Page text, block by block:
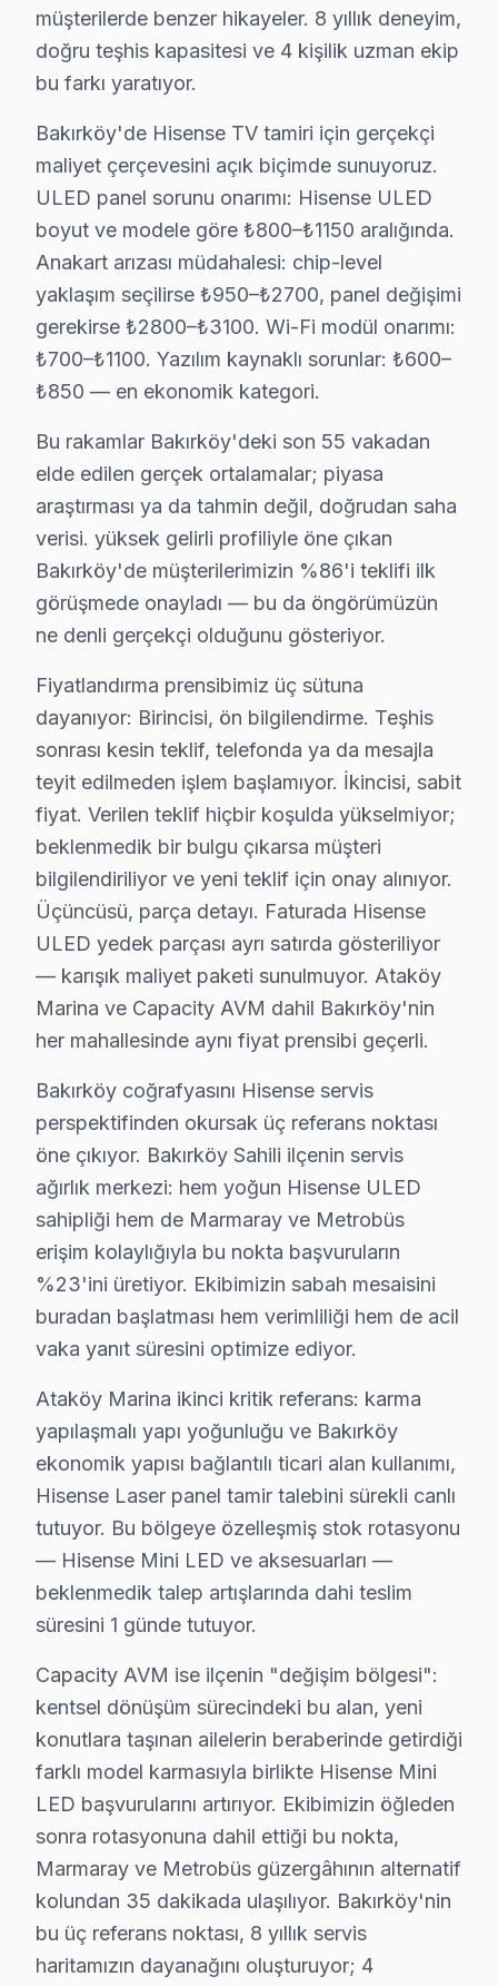
Bakırköy bu cihaz Onarım Fiyat Rehberi (2025):
• Bakırköy'de panel değişimi: 2.200 – 7.000 TL
• Bakırköy'de anakart tamiri: 600 – 1.800 TL
• Bakırköy'de LED backlight değişimi: 250 – 700 TL
Bakırköy'de fiyatlar model, boyut ve arıza türüne
Hisense TV Teknik Profil ve Servis Rehberi
Bakırköy'de Hisense Teşhis ve Onarım Uzmanlığı
Bakırköy Servisimizde Hisense Teşhis Süreci
Bakırköy'de Hisense panel servis menüsü: TV
Bakırköy'de Hisense Yazılım Altyapısı
Bakırköy'de VIDAA U6/U7 (2023-2024), Android
Bakırköy Servisinde Hisense Panel Teknolojisi
Bakırköy'de hisense, Çin merkezli olup ULED (Ultra
Bakırköy'de söz konusu model Ana Kart ve İşlemci
Bakırköy'de hi-View Engine işlemcisi Hisense'in
Bakırköy Servisimizde Sık Karşılaştığımız Hisense
1. Bakırköy'de ULED dimming arızasında her bölge
2. Bakırköy'de VIDAA platform sorunlarında USB
3. Bakırköy'de bu marka-Toshiba ortak platform:
Bakırköy'de Sık Servis Yaptığımız söz konusu
U7K ULED 4K modelinde VIDAA platform
Bakırköy bu TV Fiyat Aralıkları (2025):
• LED/Backlight: 250 – 700 TL
• Güç Kartı: 350 – 950 TL
• Anakart: 600 – 1.800 TL
• Panel: 2.200 – 7.000 TL
Bakırköy'de teşhis ücretsiz; onay olmadan iş
Bakırköy Hisense performans özeti (son 905 gün):
Bakırköy Hisense TV Arızaları –
Hisense televizyonunuz beklenmedik bir anda arıza
Hisense TV'lerde gözlemlenen başlıca teknik
• Bakırköy'de Ekran Arızaları: Panel çizgisi, renk
• Bakırköy'de Güç Sorunları: Kırmızı ışık yanıp
• Bakırköy'de Ses Arızaları: Hoparlör bozukluğu,
• Bakırköy'de Kart Arızaları: T-Con kartı, power
• Bakırköy'de Yazılım Sorunları: Uygulama
• Bakırköy'de Bağlantı Sorunları: HDMI
Chip-level düzeltme kapasitemizle Bakırköy'deki söz
Hisense TV İçin Bakırköy'deki Teknik destek
Hisense televizyon paneli'niz için Bakırköy'de
Görüntü Arızaları: Hisense'ın ULED ve Mini LED
Elektronik Kart Servisi: Güç kaynağı kapasitör
Yazılım Müdahalesi: ULED platformunda fabrika
LED ve Aydınlatma: Backlight şerit tamiri veya
» Bakırköy ve çevre mahallelere aynı gün servis
Hisense Servisi Garanti ve Sonrası Destek
Bakırköy Hisense TV Servis Garanti Belgesi - 1 Yıl Parça
Bakırköy'de Hisense ekran tamirinde garanti
Bakırköy servisinde işçilik garantisi: Hisense tamiri 6
Hisense parça garantisi: Bakırköy'de değiştirdiğimiz
Garanti belgesi: Her Bakırköy söz konusu model
Bakırköy servis sonrası erişim: "Hisense TV'min sesi
müşterilerde benzer hikayeler. 8 yıllık deneyim,
doğru teşhis kapasitesi ve 4 kişilik uzman ekip
bu farkı yaratıyor.
Bakırköy'de Hisense TV tamiri için gerçekçi
maliyet çerçevesini açık biçimde sunuyoruz.
ULED panel sorunu onarımı: Hisense ULED
boyut ve modele göre ₺800–₺1150 aralığında.
Anakart arızası müdahalesi: chip-level
yaklaşım seçilirse ₺950–₺2700, panel değişimi
gerekirse ₺2800–₺3100. Wi-Fi modül onarımı:
₺700–₺1100. Yazılım kaynaklı sorunlar: ₺600–
₺850 — en ekonomik kategori.
Bu rakamlar Bakırköy'deki son 55 vakadan
elde edilen gerçek ortalamalar; piyasa
araştırması ya da tahmin değil, doğrudan saha
verisi. yüksek gelirli profiliyle öne çıkan
Bakırköy'de müşterilerimizin %86'i teklifi ilk
görüşmede onayladı — bu da öngörümüzün
ne denli gerçekçi olduğunu gösteriyor.
Fiyatlandırma prensibimiz üç sütuna
dayanıyor: Birincisi, ön bilgilendirme. Teşhis
sonrası kesin teklif, telefonda ya da mesajla
teyit edilmeden işlem başlamıyor. İkincisi, sabit
fiyat. Verilen teklif hiçbir koşulda yükselmiyor;
beklenmedik bir bulgu çıkarsa müşteri
bilgilendiriliyor ve yeni teklif için onay alınıyor.
Üçüncüsü, parça detayı. Faturada Hisense
ULED yedek parçası ayrı satırda gösteriliyor
— karışık maliyet paketi sunulmuyor. Ataköy
Marina ve Capacity AVM dahil Bakırköy'nin
her mahallesinde aynı fiyat prensibi geçerli.
Bakırköy coğrafyasını Hisense servis
perspektifinden okursak üç referans noktası
öne çıkıyor. Bakırköy Sahili ilçenin servis
ağırlık merkezi: hem yoğun Hisense ULED
sahipliği hem de Marmaray ve Metrobüs
erişim kolaylığıyla bu nokta başvuruların
%23'ini üretiyor. Ekibimizin sabah mesaisini
buradan başlatması hem verimliliği hem de acil
vaka yanıt süresini optimize ediyor.
Ataköy Marina ikinci kritik referans: karma
yapılaşmalı yapı yoğunluğu ve Bakırköy
ekonomik yapısı bağlantılı ticari alan kullanımı,
Hisense Laser panel tamir talebini sürekli canlı
tutuyor. Bu bölgeye özelleşmiş stok rotasyonu
— Hisense Mini LED ve aksesuarları —
beklenmedik talep artışlarında dahi teslim
süresini 1 günde tutuyor.
Capacity AVM ise ilçenin "değişim bölgesi":
kentsel dönüşüm sürecindeki bu alan, yeni
konutlara taşınan ailelerin beraberinde getirdiği
farklı model karmasıyla birlikte Hisense Mini
LED başvurularını artırıyor. Ekibimizin öğleden
sonra rotasyonuna dahil ettiği bu nokta,
Marmaray ve Metrobüs güzergâhının alternatif
kolundan 35 dakikada ulaşılıyor. Bakırköy'nin
bu üç referans noktası, 8 yıllık servis
haritamızın dayanağını oluşturuyor; 4